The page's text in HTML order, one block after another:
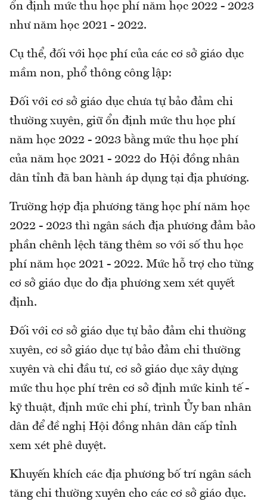
ổn định mức thu học phí năm học 2022 - 2023
như năm học 2021 - 2022.
Cụ thể, đối với học phí của các cơ sở giáo dục
mầm non, phổ thông công lập:
Đối với cơ sở giáo dục chưa tự bảo đảm chi
thường xuyên, giữ ổn định mức thu học phí
năm học 2022 - 2023 bằng mức thu học phí
của năm học 2021 - 2022 do Hội đồng nhân
dân tỉnh đã ban hành áp dụng tại địa phương.
Trường hợp địa phương tăng học phí năm học
2022 - 2023 thì ngân sách địa phương đảm bảo
phần chênh lệch tăng thêm so với số thu học
phí năm học 2021 - 2022. Mức hỗ trợ cho từng
cơ sở giáo dục do địa phương xem xét quyết
định.
Đối với cơ sở giáo dục tự bảo đảm chi thường
xuyên, cơ sở giáo dục tự bảo đảm chi thường
xuyên và chi đầu tư, cơ sở giáo dục xây dựng
mức thu học phí trên cơ sở định mức kinh tế -
kỹ thuật, định mức chi phí, trình Ủy ban nhân
dân để đề nghị Hội đồng nhân dân cấp tỉnh
xem xét phê duyệt.
Khuyến khích các địa phương bố trí ngân sách
tăng chi thường xuyên cho các cơ sở giáo dục.